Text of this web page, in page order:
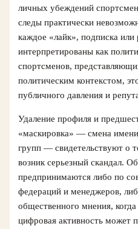
личных убеждений
следы практически
каждое «лайк», подписка
интерпретированы как
спортсменов,
политическим контекстом,
публичного давления и
Удаление профиля и
«маскировка» — смена
групп — свидетельствуют о
возник серьезный скандал.
предпринимаются либо по
федераций и менеджеров,
общественного мнения,
цифровая активность может